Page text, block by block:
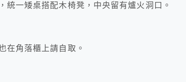
統一矮桌搭配木椅凳，中央留有爐火洞口。
在角落櫃上請自取。